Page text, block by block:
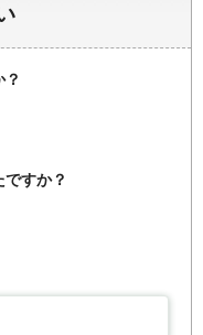
すか？